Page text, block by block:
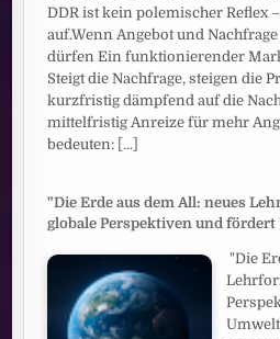
DDR ist kein polemischer Reflex
auf.Wenn Angebot und
dürfen Ein funktionierender
Steigt die Nachfrage, steigen die
kurzfristig dämpfend auf die
mittelfristig Anreize für mehr
bedeuten: [...]
"Die Erde aus dem All: neues
globale Perspektiven und
"Die